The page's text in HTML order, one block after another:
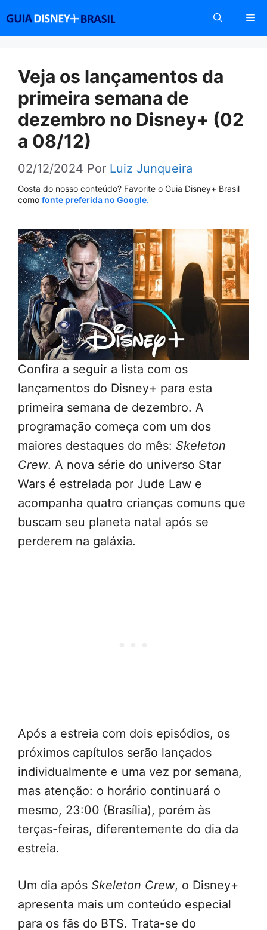
conteúdo
Veja os lançamentos da
primeira semana de
dezembro no Disney+ (02
a 08/12)
02/12/2024 Por Luiz Junqueira
Gosta do nosso conteúdo? Favorite o Guia Disney+ Brasil
como fonte preferida no Google.
Confira a seguir a lista com os
lançamentos do Disney+ para esta
primeira semana de dezembro. A
programação começa com um dos
maiores destaques do mês: Skeleton
Crew. A nova série do universo Star
Wars é estrelada por Jude Law e
acompanha quatro crianças comuns que
buscam seu planeta natal após se
perderem na galáxia.
Após a estreia com dois episódios, os
próximos capítulos serão lançados
individualmente e uma vez por semana,
mas atenção: o horário continuará o
mesmo, 23:00 (Brasília), porém às
terças-feiras, diferentemente do dia da
estreia.
Um dia após Skeleton Crew, o Disney+
apresenta mais um conteúdo especial
para os fãs do BTS. Trata-se do